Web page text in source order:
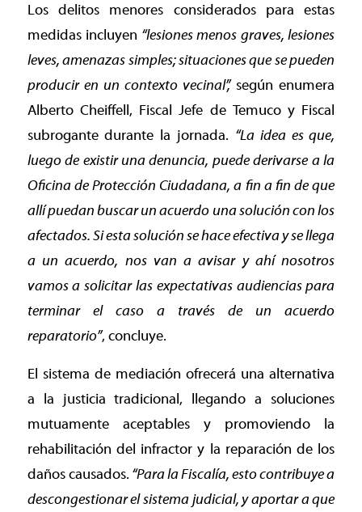
Los delitos menores considerados para estas
medidas incluyen “lesiones menos graves, lesiones
leves, amenazas simples; situaciones que se pueden
producir en un contexto vecinal”,según enumera
Alberto Cheiffell, Fiscal Jefe de Temuco y Fiscal
subrogante durante la jornada. “La idea es que,
luego de existir una denuncia, puede derivarse a la
Oficina de Protección Ciudadana, a fin a fin de que
allí puedan buscar un acuerdo una solución con los
afectados. Si esta solución se hace efectiva y se llega
a un acuerdo, nos van a avisar y ahí nosotros
vamos a solicitar las expectativas audiencias para
terminar el caso a través de un acuerdo
reparatorio”, concluye.
El sistema de mediación ofrecerá una alternativa
a la justicia tradicional, llegando a soluciones
mutuamente aceptables y promoviendo la
rehabilitación del infractor y la reparación de los
daños causados. “Para la Fiscalía, esto contribuye a
descongestionar el sistema judicial, y aportar a que